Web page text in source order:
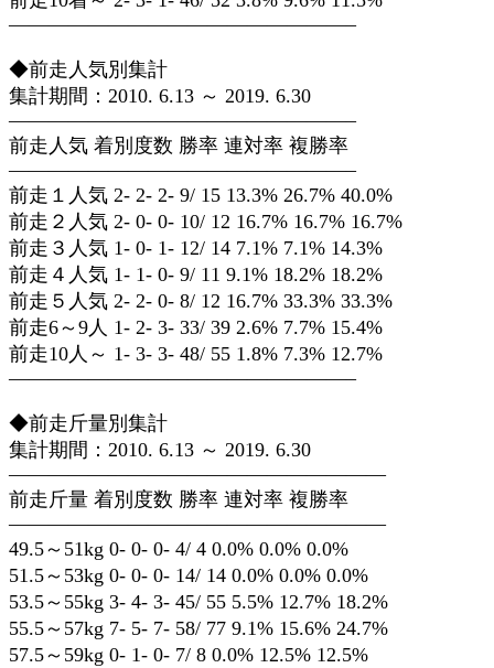
—————————————————–
◆前走人気別集計
集計期間：2010. 6.13 ～ 2019. 6.30
—————————————————–
前走人気 着別度数 勝率 連対率 複勝率
—————————————————–
前走１人気 2- 2- 2- 9/ 15 13.3% 26.7% 40.0%
前走２人気 2- 0- 0- 10/ 12 16.7% 16.7% 16.7%
前走３人気 1- 0- 1- 12/ 14 7.1% 7.1% 14.3%
前走４人気 1- 1- 0- 9/ 11 9.1% 18.2% 18.2%
前走５人気 2- 2- 0- 8/ 12 16.7% 33.3% 33.3%
前走6～9人 1- 2- 3- 33/ 39 2.6% 7.7% 15.4%
前走10人～ 1- 3- 3- 48/ 55 1.8% 7.3% 12.7%
—————————————————–
◆前走斤量別集計
集計期間：2010. 6.13 ～ 2019. 6.30
———————————————————
前走斤量 着別度数 勝率 連対率 複勝率
———————————————————
49.5～51kg 0- 0- 0- 4/ 4 0.0% 0.0% 0.0%
51.5～53kg 0- 0- 0- 14/ 14 0.0% 0.0% 0.0%
53.5～55kg 3- 4- 3- 45/ 55 5.5% 12.7% 18.2%
55.5～57kg 7- 5- 7- 58/ 77 9.1% 15.6% 24.7%
57.5～59kg 0- 1- 0- 7/ 8 0.0% 12.5% 12.5%